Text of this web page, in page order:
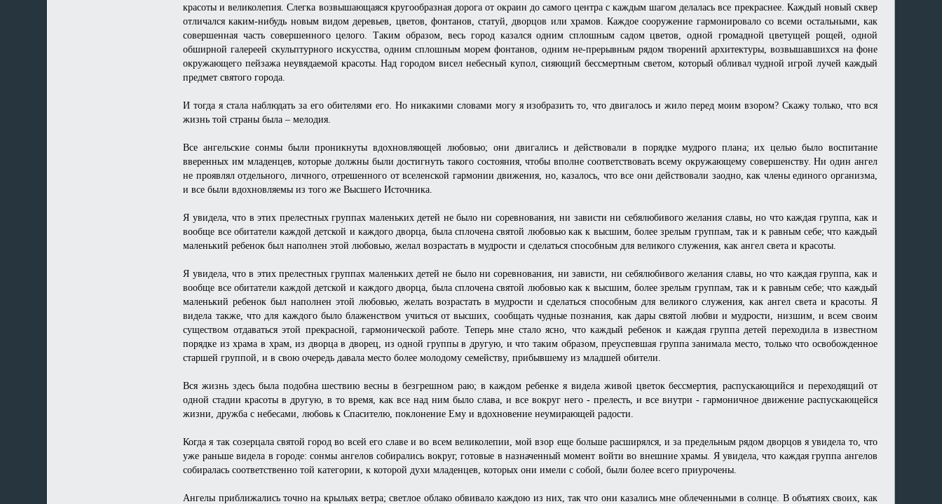
красоты и великолепия. Слегка возвышающаяся кругообразная дорога от окраин до самого центра с каждым шагом делалась все прекраснее. Каждый новый сквер
отличался каким-нибудь новым видом деревьев, цветов, фонтанов, статуй, дворцов или храмов. Каждое сооружение гармонировало со всеми остальными, как
совершенная часть совершенного целого. Таким образом, весь город казался одним сплошным садом цветов, одной громадной цветущей рощей, одной
обширной галереей скульптурного искусства, одним сплошным морем фонтанов, одним не-прерывным рядом творений архитектуры, возвышавшихся на фоне
окружающего пейзажа неувядаемой красоты. Над городом висел небесный купол, сияющий бессмертным светом, который обливал чудной игрой лучей каждый
предмет святого города.
И тогда я стала наблюдать за его обителями его. Но никакими словами могу я изобразить то, что двигалось и жило перед моим взором? Скажу только, что вся
жизнь той страны была – мелодия.
Все ангельские сонмы были проникнуты вдохновляющей любовью; они двигались и действовали в порядке мудрого плана; их целью было воспитание
вверенных им младенцев, которые должны были достигнуть такого состояния, чтобы вполне соответствовать всему окружающему совершенству. Ни один ангел
не проявлял отдельного, личного, отрешенного от вселенской гармонии движения, но, казалось, что все они действовали заодно, как члены единого организма,
и все были вдохновляемы из того же Высшего Источника.
Я увидела, что в этих прелестных группах маленьких детей не было ни соревнования, ни зависти ни себялюбивого желания славы, но что каждая группа, как и
вообще все обитатели каждой детской и каждого дворца, была сплочена святой любовью как к высшим, более зрелым группам, так и к равным себе; что каждый
маленький ребенок был наполнен этой любовью, желал возрастать в мудрости и сделаться способным для великого служения, как ангел света и красоты.
Я увидела, что в этих прелестных группах маленьких детей не было ни соревнования, ни зависти, ни себялюбивого желания славы, но что каждая группа, как и
вообще все обитатели каждой детской и каждого дворца, была сплочена святой любовью как к высшим, более зрелым группам, так и к равным себе; что каждый
маленький ребенок был наполнен этой любовью, желать возрастать в мудрости и сделаться способным для великого служения, как ангел света и красоты. Я
видела также, что для каждого было блаженством учиться от высших, сообщать чудные познания, как дары святой любви и мудрости, низшим, и всем своим
существом отдаваться этой прекрасной, гармонической работе. Теперь мне стало ясно, что каждый ребенок и каждая группа детей переходила в известном
порядке из храма в храм, из дворца в дворец, из одной группы в другую, и что таким образом, преуспевшая группа занимала место, только что освобожденное
старшей группой, и в свою очередь давала место более молодому семейству, прибывшему из младшей обители.
Вся жизнь здесь была подобна шествию весны в безгрешном раю; в каждом ребенке я видела живой цветок бессмертия, распускающийся и переходящий от
одной стадии красоты в другую, в то время, как все над ним было слава, и все вокруг него - прелесть, и все внутри - гармоничное движение распускающейся
жизни, дружба с небесами, любовь к Спасителю, поклонение Ему и вдохновение неумирающей радости.
Когда я так созерцала святой город во всей его славе и во всем великолепии, мой взор еще больше расширялся, и за предельным рядом дворцов я увидела то, что
уже раньше видела в городе: сонмы ангелов собирались вокруг, готовые в назначенный момент войти во внешние храмы. Я увидела, что каждая группа ангелов
собиралась соответственно той категории, к которой духи младенцев, которых они имели с собой, были более всего приурочены.
Ангелы приближались точно на крыльях ветра; светлое облако обвивало каждою из них, так что они казались мне облеченными в солнце. В объятиях своих, как